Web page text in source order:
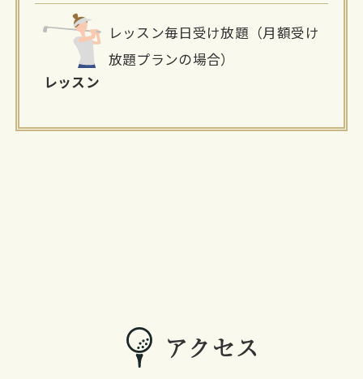
レッスン
レッスン毎日受け放題（月額受け
放題プランの場合）
アクセス